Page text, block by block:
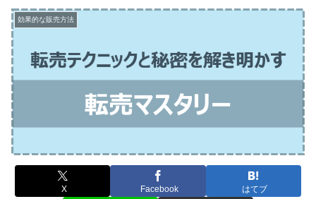
効果的な販売方法
X Facebook はてブ